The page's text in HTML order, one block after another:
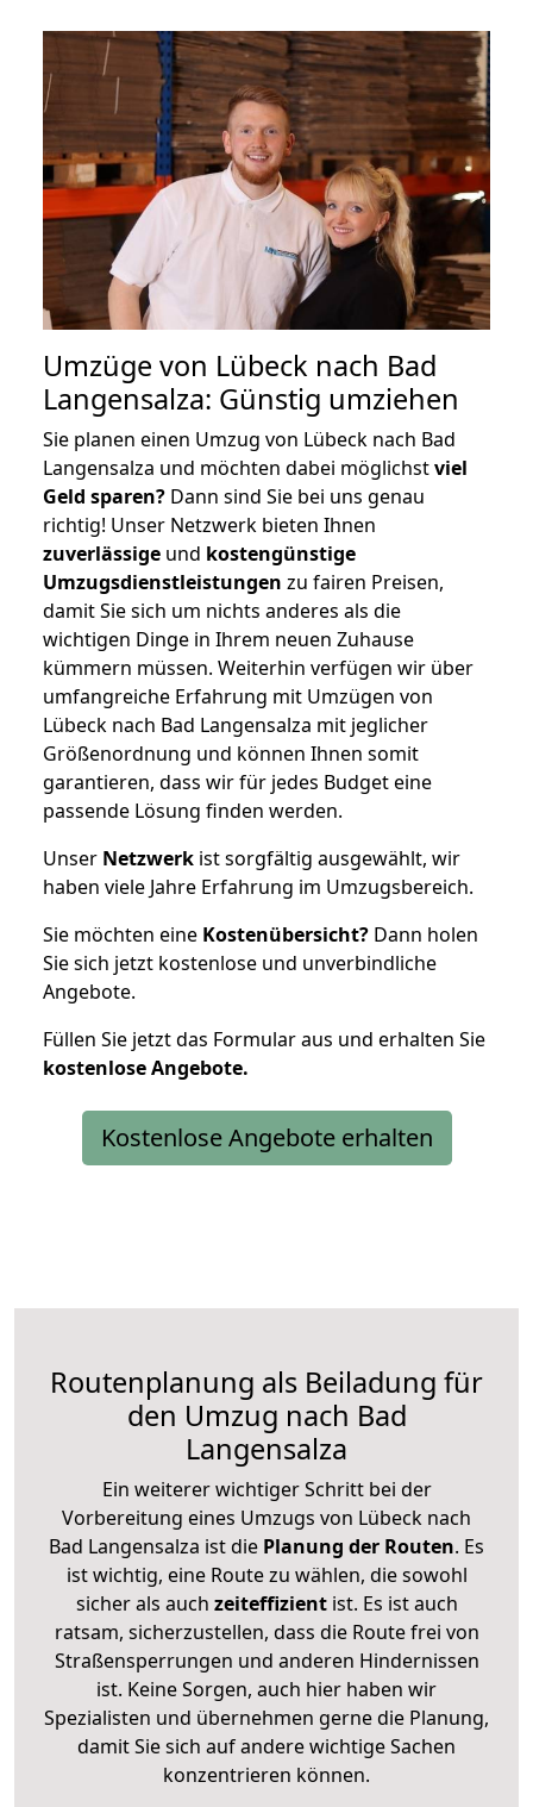
Umzüge von Lübeck nach Bad
Langensalza: Günstig umziehen
Sie planen einen Umzug von Lübeck nach Bad
Langensalza und möchten dabei möglichstviel
Geld sparen? Dann sind Sie bei uns genau
richtig! Unser Netzwerk bieten Ihnen
zuverlässige und kostengünstige
Umzugsdienstleistungen zu fairen Preisen,
damit Sie sich um nichts anderes als die
wichtigen Dinge in Ihrem neuen Zuhause
kümmern müssen. Weiterhin verfügen wir über
umfangreiche Erfahrung mit Umzügen von
Lübeck nach Bad Langensalza mit jeglicher
Größenordnung und können Ihnen somit
garantieren, dass wir für jedes Budget eine
passende Lösung finden werden.
Unser Netzwerk ist sorgfältig ausgewählt, wir
haben viele Jahre Erfahrung im Umzugsbereich.
Sie möchten eine Kostenübersicht? Dann holen
Sie sich jetzt kostenlose und unverbindliche
Angebote.
Füllen Sie jetzt das Formular aus und erhalten Sie
kostenloseAngebote.
Kostenlose Angebote erhalten
Routenplanung als Beiladung für
den Umzug nach Bad
Langensalza
Ein weiterer wichtiger Schritt bei der
Vorbereitung eines Umzugs von Lübeck nach
Bad Langensalza ist die Planung der Routen. Es
ist wichtig, eine Route zu wählen, die sowohl
sicher als auch zeiteffizientist. Es ist auch
ratsam, sicherzustellen, dass die Route frei von
Straßensperrungen und anderen Hindernissen
ist. Keine Sorgen, auch hier haben wir
Spezialisten und übernehmen gerne die Planung,
damit Sie sich auf andere wichtige Sachen
konzentrieren können.